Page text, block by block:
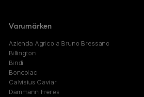
Varumärken
Azienda Agricola Bruno Bressano
Billington
Bindi
Boncolac
Calvisius Caviar
Dammann Freres